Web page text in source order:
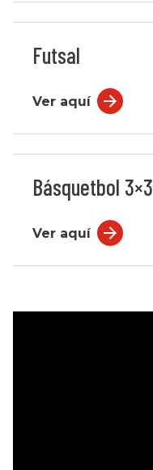
Futsal
Ver aquí
Básquetbol 3×3
Ver aquí